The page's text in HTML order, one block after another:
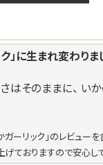
」に生まれ変わりま
そのままに、 い
ーリック」のレビューを
ておりますので安心し